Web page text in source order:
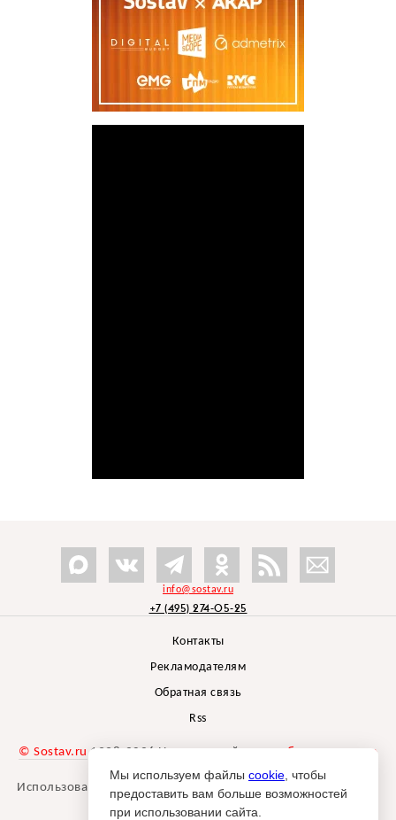
info@sostav.ru
+7 (495) 274-05-25
Контакты
Рекламодателям
Обратная связь
Rss
© Sostav.ru 1998-2026 Независимый проектбрендингового
агентства Depot
Использование материалов Sostav.ru допустимо только при
указании источника.
Мы используем файлы cookie , чтобы
предоставить вам больше возможностей
при использовании сайта.